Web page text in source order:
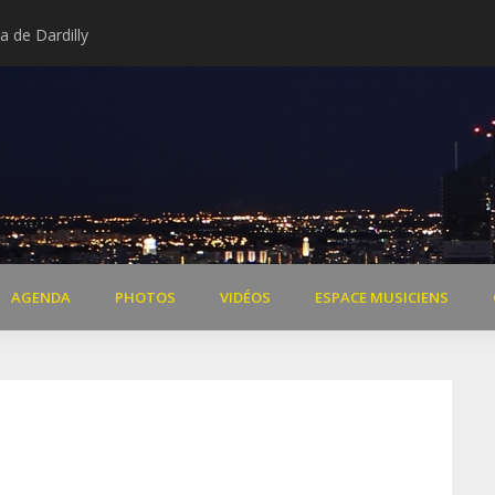
de Dardilly
AGENDA PHOTOS VIDÉOS ESPACE MUSICIENS